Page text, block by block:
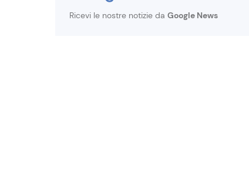
Ricevi le nostre notizie da Google News